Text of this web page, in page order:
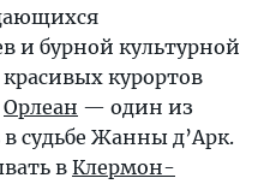
и бурной культурной
курортов
Орлеан — один из
судьбе Жанны д’Арк.
в Клермон-